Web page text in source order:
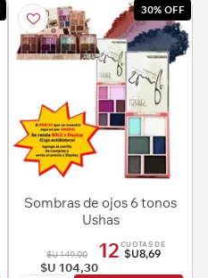
30% OFF
Sombras de ojos 6 tonos
Ushas
$U 149,00
$U 104,30
12 CUOTAS DE
$U8,69